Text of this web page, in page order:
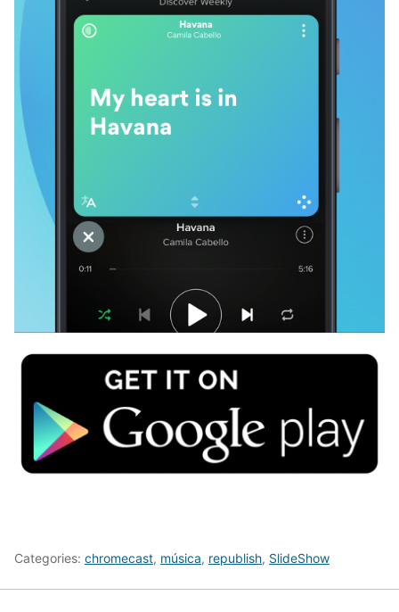
Categories: chromecast, música, republish, SlideShow